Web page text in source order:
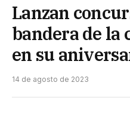
Lanzan
bandera de la
en su
14 de agosto de 2023